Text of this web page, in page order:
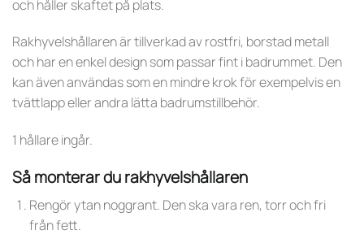
och håller skaftet på plats.
Rakhyvelshållaren är tillverkad av rostfri, borstad metall
och har en enkel design som passar fint i badrummet. Den
kan även användas som en mindre krok för exempelvis en
tvättlapp eller andra lätta badrumstillbehör.
1 hållare ingår.
Så monterar du rakhyvelshållaren
Rengör ytan noggrant. Den ska vara ren, torr och fri
från fett.